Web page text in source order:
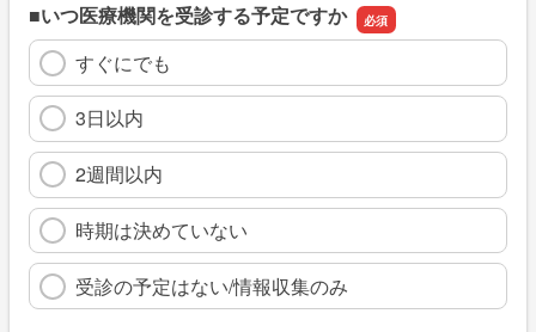
■いつ医療機関を受診する予定ですか
すぐにでも
3日以内
2週間以内
時期は決めていない
受診の予定はない/情報収集のみ